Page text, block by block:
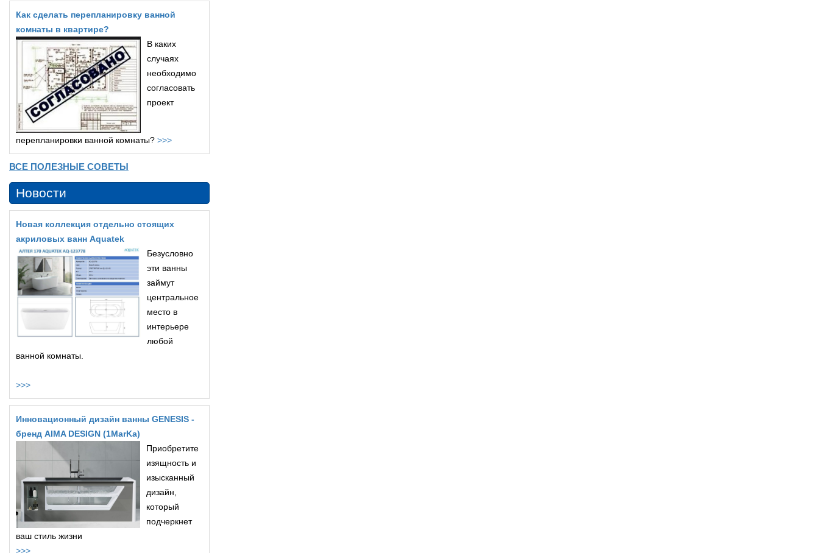
Как сделать перепланировку ванной
комнаты в квартире?
В каких
случаях
необходимо
согласовать
проект
перепланировки ванной комнаты? >>>
ВСЕ ПОЛЕЗНЫЕ СОВЕТЫ
Новости
Новая коллекция отдельно стоящих
акриловых ванн Aquatek
Безусловно
эти ванны
займут
центральное
место в
интерьере
любой
ванной комнаты.
>>>
Инновационный дизайн ванны GENESIS -
бренд AIMA DESIGN (1MarKa)
Приобретите
изящность и
изысканный
дизайн,
который
подчеркнет
ваш стиль жизни
>>>